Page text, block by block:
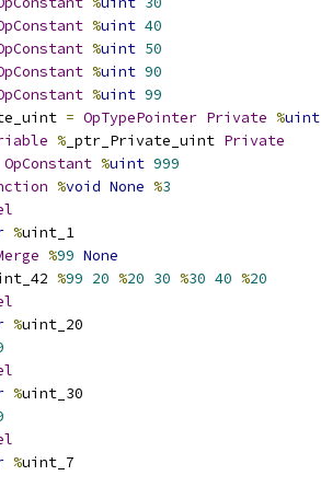
%uint 40
%uint 50
%uint 90
%uint 99
= OpTypePointer Private %uint
% _ptr_Private_uint Private
OpConstant %uint 999
%void None %3
%uint_1
%99 None
%99 20 %20 30 %30 40 %20
%uint_20
%uint_30
%uint_7